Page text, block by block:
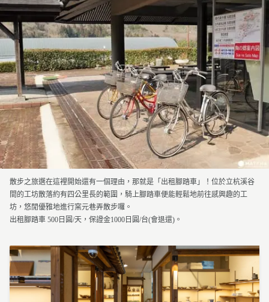
散步之旅選在這裡開始還有一個理由，那就是「出租腳踏車」！位於立杭溪谷
間的工坊散落約有四公里長的範圍，騎上腳踏車便能輕鬆地前往感興趣的工
坊，悠閒優雅地進行窯元巷弄散步囉。
出租腳踏車 500日圓/天，保證金1000日圓/台(會退還)。